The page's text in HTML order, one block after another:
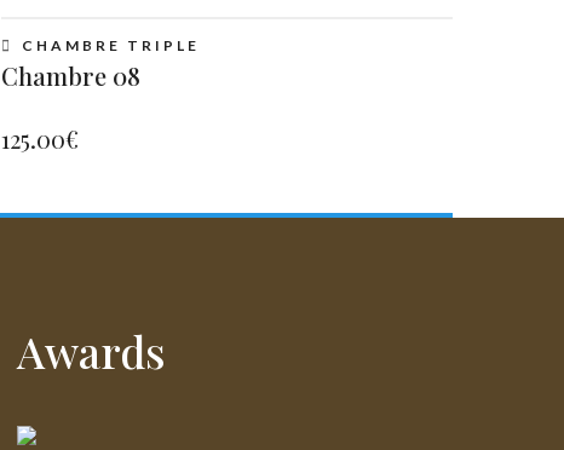
CHAMBRE TRIPLE
Chambre 08
125.00€
Awards